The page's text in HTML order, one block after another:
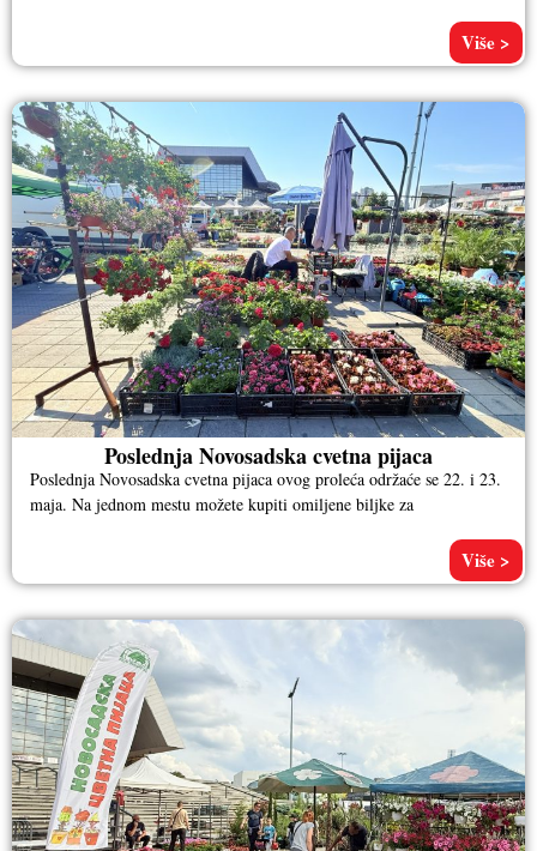
Više >
Poslednja Novosadska cvetna pijaca
Poslednja Novosadska cvetna pijaca ovog proleća održaće se 22. i 23.
maja. Na jednom mestu možete kupiti omiljene biljke za
Više >